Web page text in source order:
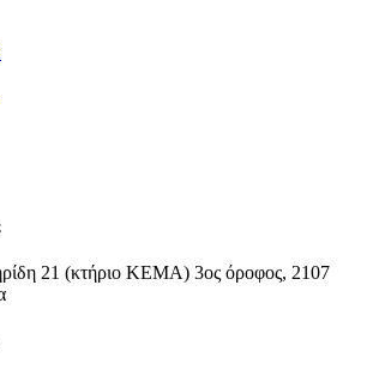
21 (κτήριο ΚΕΜΑ) 3ος όροφος, 2107